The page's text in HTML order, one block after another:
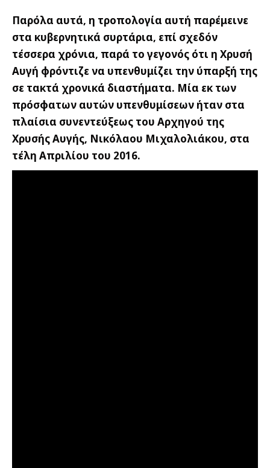
Παρόλα αυτά, η τροπολογία αυτή παρέμεινε
στα κυβερνητικά συρτάρια, επί σχεδόν
τέσσερα χρόνια, παρά το γεγονός ότι η Χρυσή
Αυγή φρόντιζε να υπενθυμίζει την ύπαρξή της
σε τακτά χρονικά διαστήματα. Μία εκ των
πρόσφατων αυτών υπενθυμίσεων ήταν στα
πλαίσια συνεντεύξεως του Αρχηγού της
Χρυσής Αυγής, Νικόλαου Μιχαλολιάκου, στα
τέλη Απριλίου του 2016.